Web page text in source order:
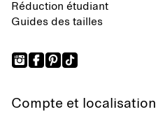
Réduction étudiant
Guides des tailles
Compte et localisation